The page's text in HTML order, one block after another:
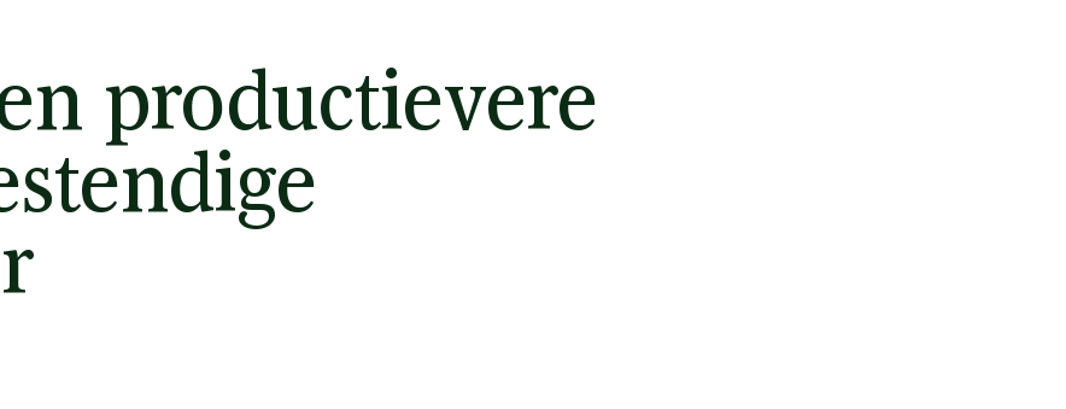
productievere